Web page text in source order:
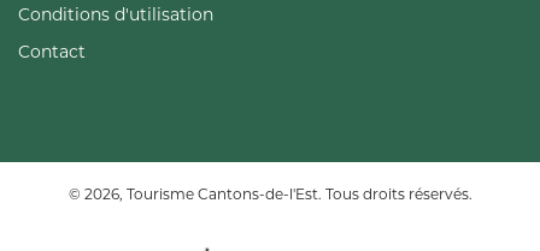
Conditions d'utilisation
Contact
© 2026, Tourisme Cantons-de-l'Est. Tous droits réservés.